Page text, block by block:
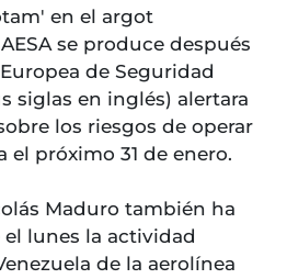
en el argot
se produce después
de Seguridad
siglas en inglés) alertara
los riesgos de operar
el próximo 31 de enero.
Maduro también ha
lunes la actividad
de la aerolínea